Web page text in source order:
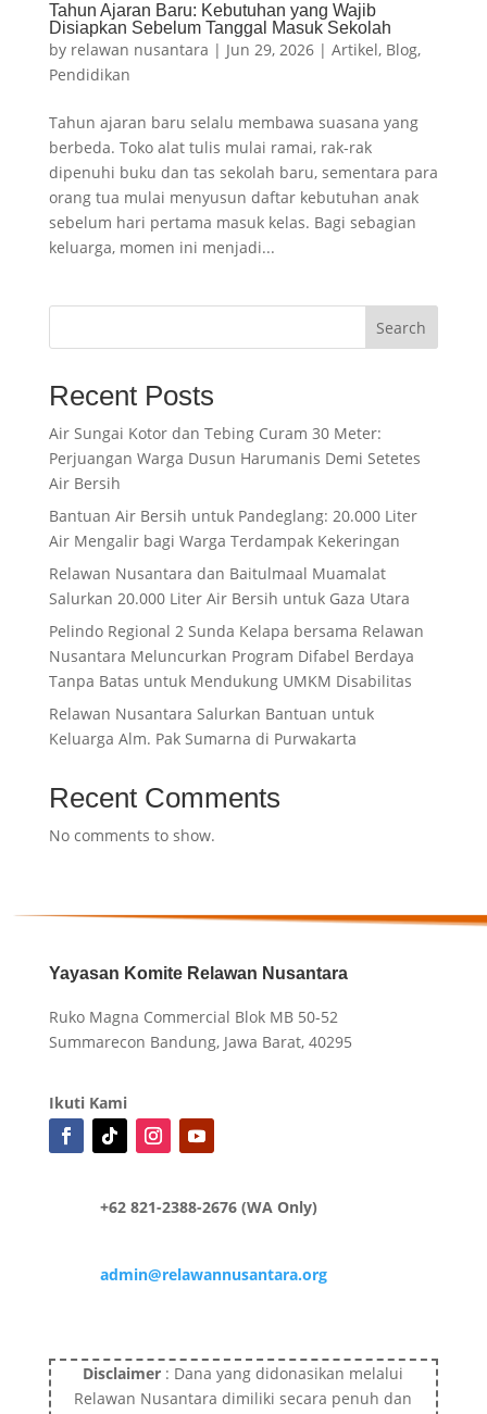
Tahun Ajaran Baru: Kebutuhan yang Wajib
Disiapkan Sebelum Tanggal Masuk Sekolah
by relawan nusantara | Jun 29, 2026| Artikel, Blog,
Pendidikan
Tahun ajaran baru selalu membawa suasana yang
berbeda. Toko alat tulis mulai ramai, rak-rak
dipenuhi buku dan tas sekolah baru, sementara para
orang tua mulai menyusun daftar kebutuhan anak
sebelum hari pertama masuk kelas. Bagi sebagian
keluarga, momen ini menjadi...
Search
Recent Posts
Air Sungai Kotor dan Tebing Curam 30 Meter:
Perjuangan Warga Dusun Harumanis Demi Setetes
Air Bersih
Bantuan Air Bersih untuk Pandeglang: 20.000 Liter
Air Mengalir bagi Warga Terdampak Kekeringan
Relawan Nusantara dan Baitulmaal Muamalat
Salurkan 20.000 Liter Air Bersih untuk Gaza Utara
Pelindo Regional 2 Sunda Kelapa bersama Relawan
Nusantara Meluncurkan Program Difabel Berdaya
Tanpa Batas untuk Mendukung UMKM Disabilitas
Relawan Nusantara Salurkan Bantuan untuk
Keluarga Alm. Pak Sumarna di Purwakarta
Recent Comments
No comments to show.
Yayasan Komite Relawan Nusantara
Ruko Magna Commercial Blok MB 50-52
Summarecon Bandung, Jawa Barat, 40295
Ikuti Kami
+62 821-2388-2676 (WA Only)
admin@relawannusantara.org
Disclaimer : Dana yang didonasikan melalui
Relawan Nusantara dimiliki secara penuh dan